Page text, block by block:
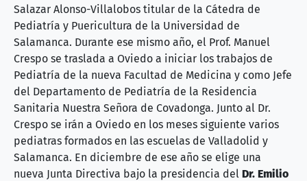
Salazar Alonso-Villalobos titular de la Cátedra de
Pediatría y Puericultura de la Universidad de
Salamanca. Durante ese mismo año, el Prof. Manuel
Crespo se traslada a Oviedo a iniciar los trabajos de
Pediatría de la nueva Facultad de Medicina y como Jefe
del Departamento de Pediatría de la Residencia
Sanitaria Nuestra Señora de Covadonga. Junto al Dr.
Crespo se irán a Oviedo en los meses siguiente varios
pediatras formados en las escuelas de Valladolid y
Salamanca. En diciembre de ese año se elige una
nueva Junta Directiva bajo la presidencia del Dr. Emilio